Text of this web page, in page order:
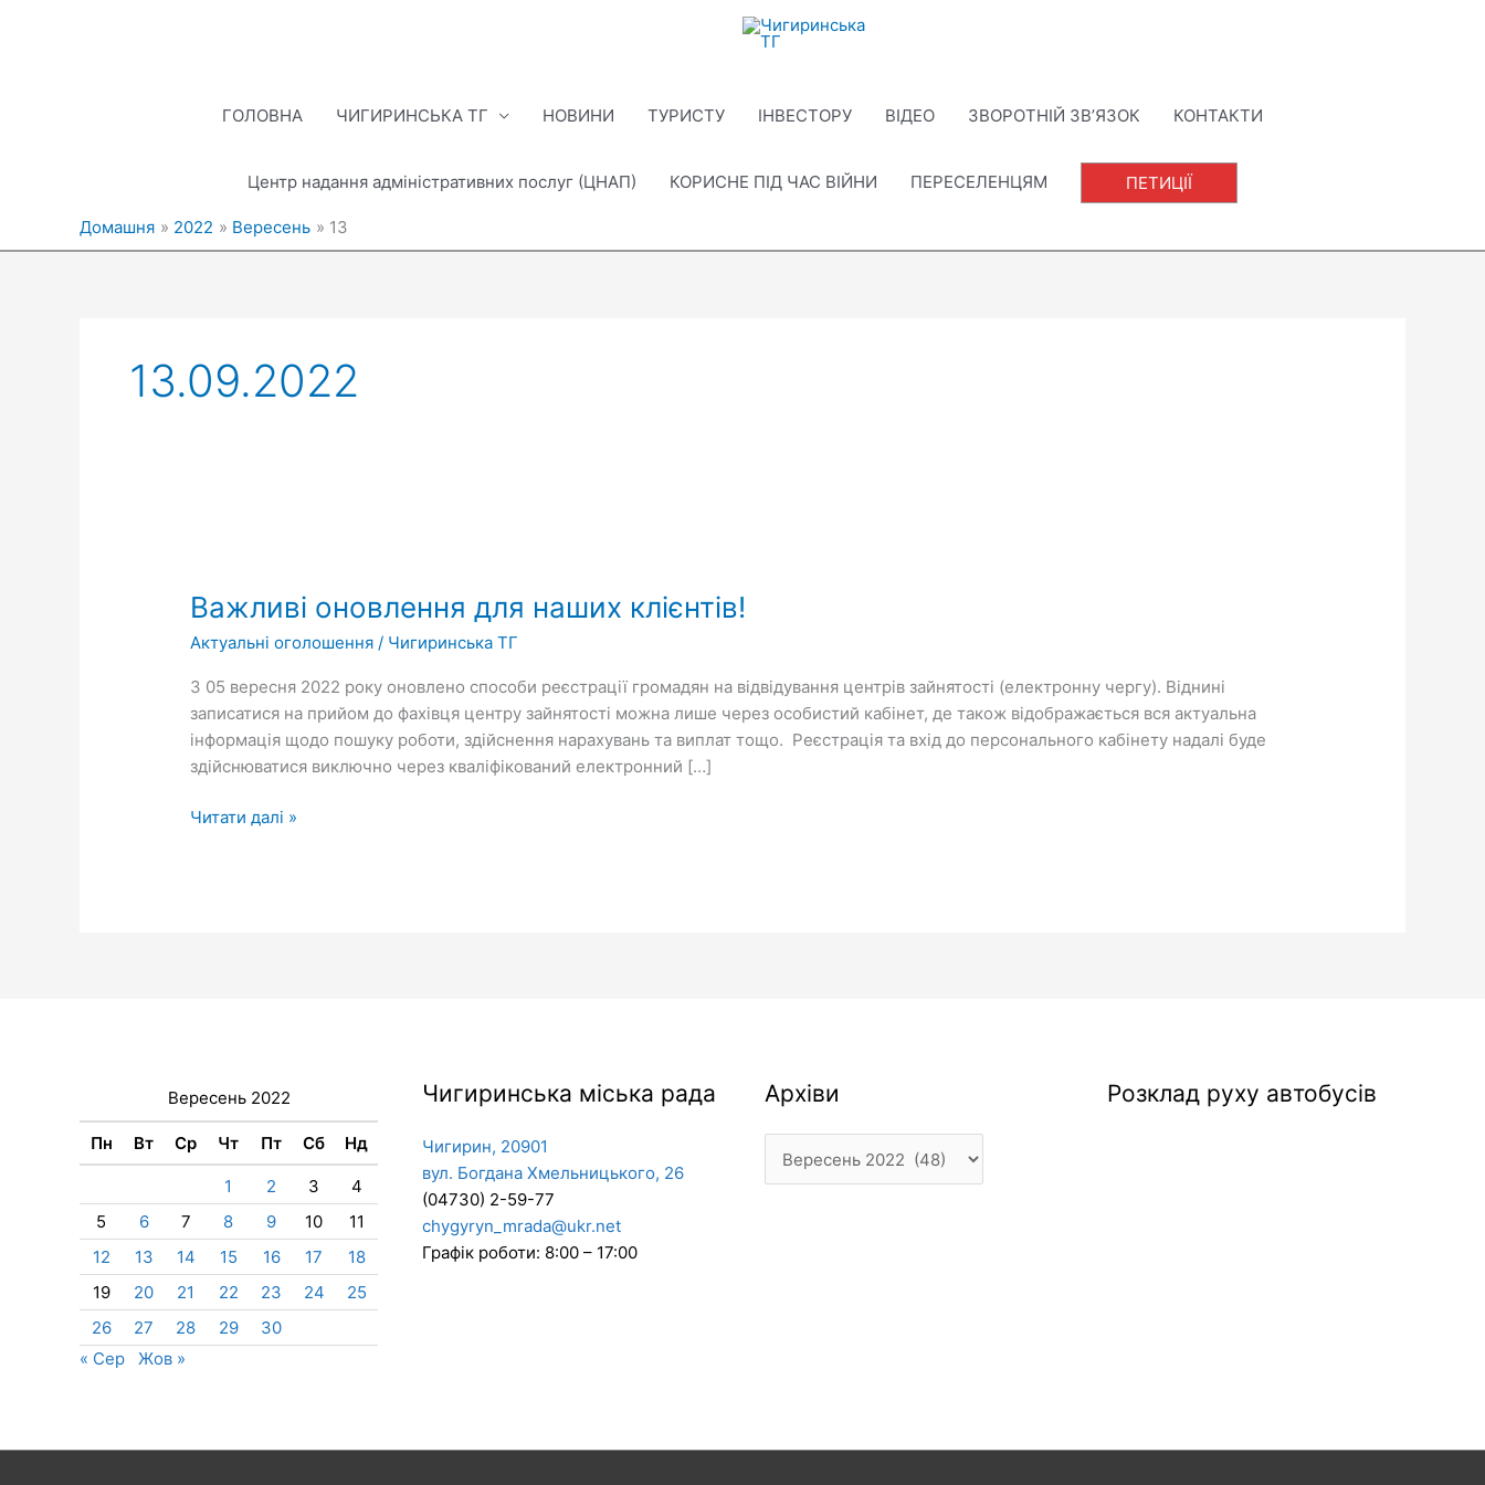
ГОЛОВНА ЧИГИРИНСЬКА ТГ НОВИНИ ТУРИСТУ ІНВЕСТОРУ ВІДЕО ЗВОРОТНІЙ ЗВ’ЯЗОК КОНТАКТИ
Центр надання адміністративних послуг (ЦНАП) КОРИСНЕ ПІД ЧАС ВІЙНИ ПЕРЕСЕЛЕНЦЯМ ПЕТИЦІЇ
Домашня 2022 Вересень 13
13.09.2022
Важливі оновлення для наших клієнтів!
Актуальні оголошення / Чигиринська ТГ
З 05 вересня 2022 року оновлено способи реєстрації громадян на відвідування центрів зайнятості (електронну чергу). Віднині
записатися на прийом до фахівця центру зайнятості можна лише через особистий кабінет, де також відображається вся актуальна
інформація щодо пошуку роботи, здійснення нарахувань та виплат тощо. Реєстрація та вхід до персонального кабінету надалі буде
здійснюватися виключно через кваліфікований електронний […]
для
клієнтів!
Читати далі »
Вересень 2022
Пн Вт Ср Чт Пт Сб Нд
1 2 3
4
5
6 7 8 9 10
11
12
13 14 15 16 17
18
19
20 21 22 23 24
25
26
27 28 29
30
« Сер
Жов »
Чигиринська міська рада
Чигирин, 20901
вул. Богдана Хмельницького, 26
(04730) 2-59-77
chygyryn_mrada@ukr.net
Графік роботи: 8:00 – 17:00
Архіви
Архіви Розклад руху автобусів